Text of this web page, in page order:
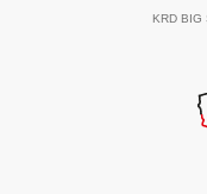
KRD BIG